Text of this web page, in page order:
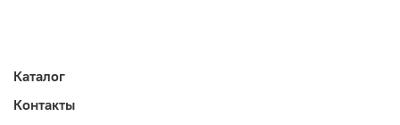
Каталог
Контакты